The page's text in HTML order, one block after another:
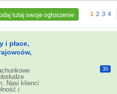
tutaj swoje ogłoszenie 1 2 3 4
i płace,
Nasi klienci
i
30